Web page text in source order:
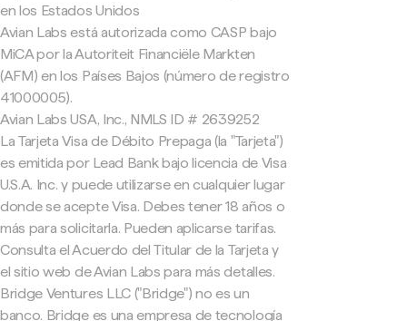
en los Estados Unidos
Avian Labs está autorizada como CASP bajo
MiCA por la Autoriteit Financiële Markten
(AFM) en los Países Bajos (número de registro
41000005).
Avian Labs USA, Inc., NMLS ID # 2639252
La Tarjeta Visa de Débito Prepaga (la "Tarjeta")
es emitida por Lead Bank bajo licencia de Visa
U.S.A. Inc. y puede utilizarse en cualquier lugar
donde se acepte Visa. Debes tener 18 años o
más para solicitarla. Pueden aplicarse tarifas.
Consulta el Acuerdo del Titular de la Tarjeta y
el sitio web de Avian Labs para más detalles.
Bridge Ventures LLC ("Bridge") no es un
banco. Bridge es una empresa de tecnología